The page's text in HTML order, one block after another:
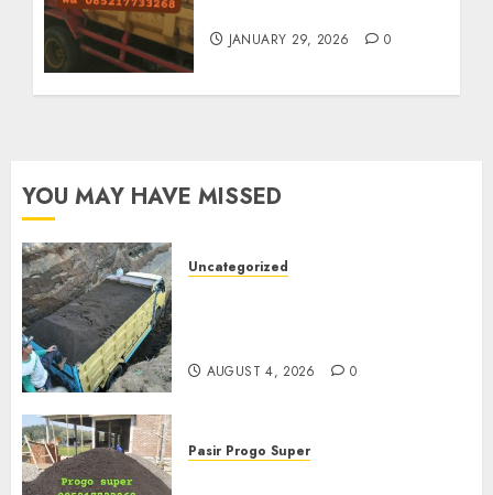
JANUARY 29, 2026 0
YOU MAY HAVE MISSED
Uncategorized
AUGUST 4, 2026 0
Pasir Progo Super